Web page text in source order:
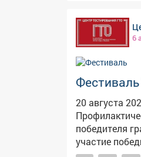
6
20 августа
победителя
участие